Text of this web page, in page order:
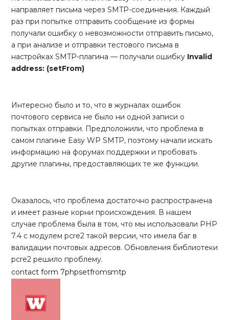
направляет письма через SMTP-соединения. Каждый
раз при попытке отправить сообщение из формы
получали ошибку о невозможности отправить письмо,
а при анализе и отправки тестового письма в
настройках SMTP-плагина — получали ошибку Invalid
address: (setFrom)
Интересно было и то, что в журналах ошибок
почтового сервиса не было ни одной записи о
попытках отправки. Предположили, что проблема в
самом плагине Easy WP SMTP, поэтому начали искать
информацию на форумах поддержки и пробовать
другие плагины, предоставляющих те же функции.
Оказалось, что проблема достаточно распространена
и имеет разные корни происхождения. В нашем
случае проблема была в том, что мы использовали PHP
7.4 с модулем pcre2 такой версии, что имела баг в
валидации почтовых адресов. Обновления библиотеки
pcre2 решило проблему.
contact form 7phpsetfromsmtp